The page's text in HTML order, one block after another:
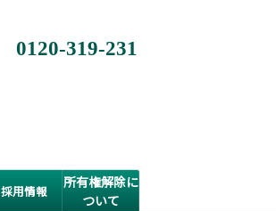
0120-319-231
採用情報
所有権解除に
ついて